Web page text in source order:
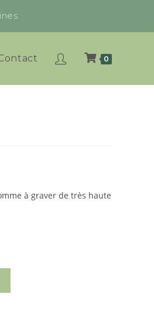
0
à graver de très haute